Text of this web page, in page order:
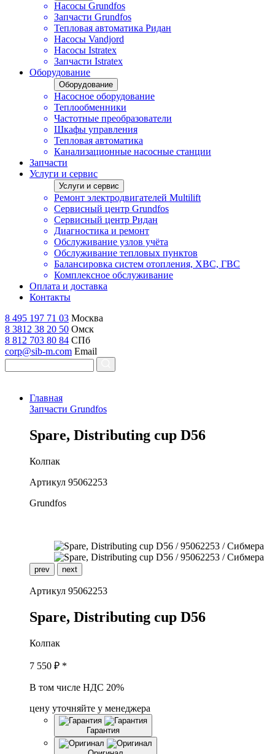
Насосы Grundfos
Запчасти Grundfos
Тепловая автоматика Ридан
Насосы Vandjord
Насосы Istratex
Запчасти Istratex
Оборудование
Оборудование
Насосное оборудование
Теплообменники
Частотные преобразователи
Шкафы управления
Тепловая автоматика
Канализационные насосные станции
Запчасти
Услуги и сервис
Услуги и сервис
Ремонт электродвигателей Multilift
Сервисный центр Grundfos
Сервисный центр Ридан
Диагностика и ремонт
Обслуживание узлов учёта
Обслуживание тепловых пунктов
Балансировка систем отопления, ХВС, ГВС
Комплексное обслуживание
Оплата и доставка
Контакты
8 495 197 71 03 Москва
8 3812 38 20 50 Омск
8 812 703 80 84 СПб
corp@sib-m.com Email
Главная
Запчасти Grundfos
Spare, Distributing cup D56
Колпак
Артикул 95062253
Grundfos
prev next
Артикул 95062253
Spare, Distributing cup D56
Колпак
7 550 ₽ *
В том числе НДС 20%
цену уточняйте у менеджера
Гарантия